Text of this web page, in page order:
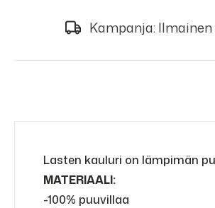
Kampanja:
Lasten kauluri on lämpimän
MATERIAALI:
-100% puuvillaa